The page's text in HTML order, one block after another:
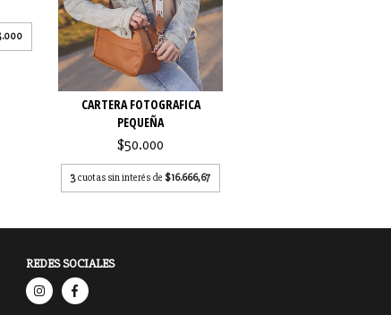
CARTERA FOTOGRAFICA
PEQUEÑA
$50.000
3cuotas sin interés de $16.666,67
REDES SOCIALES